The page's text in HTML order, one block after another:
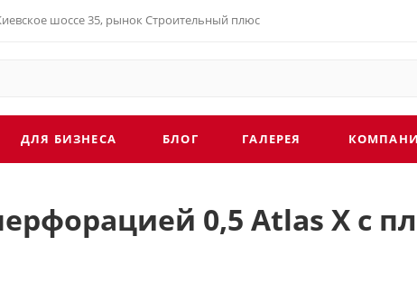
шоссе 35, рынок Строительный плюс
ДЛЯ БИЗНЕСА БЛОГ ГАЛЕРЕЯ
0,5 Atlas X с